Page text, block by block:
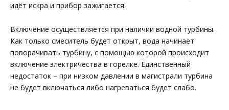
идёт искра и прибор зажигается.
Включение осуществляется при наличии водной турбины.
Как только смеситель будет открыт, вода начинает
поворачивать турбину, с помощью которой происходит
включение электричества в горелке. Единственный
недостаток – при низком давлении в магистрали турбина
не будет включаться либо нагреваться будет слабо.